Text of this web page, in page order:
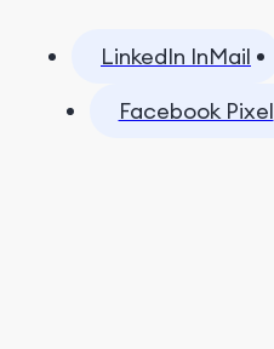
LinkedIn InMail
Facebook Pixel